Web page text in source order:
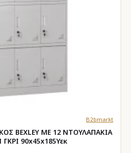
B2bmarkt
BEXLEY ΜΕ 12 ΝΤΟΥΛΑΠΑΚΙΑ
90x45x185Υεκ